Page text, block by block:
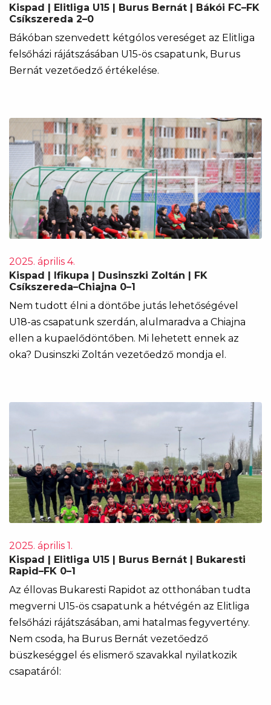
Kispad | Elitliga U15 | Burus Bernát | Bákói FC–FK
Csíkszereda 2–0
Bákóban szenvedett kétgólos vereséget az Elitliga
felsőházi rájátszásában U15-ös csapatunk, Burus
Bernát vezetőedző értékelése.
2025. április 4.
Kispad | Ifikupa | Dusinszki Zoltán | FK
Csíkszereda–Chiajna 0–1
Nem tudott élni a döntőbe jutás lehetőségével
U18-as csapatunk szerdán, alulmaradva a Chiajna
ellen a kupaelődöntőben. Mi lehetett ennek az
oka? Dusinszki Zoltán vezetőedző mondja el.
2025. április 1.
Kispad | Elitliga U15 | Burus Bernát | Bukaresti
Rapid–FK 0–1
Az éllovas Bukaresti Rapidot az otthonában tudta
megverni U15-ös csapatunk a hétvégén az Elitliga
felsőházi rájátszásában, ami hatalmas fegyvertény.
Nem csoda, ha Burus Bernát vezetőedző
büszkeséggel és elismerő szavakkal nyilatkozik
csapatáról: